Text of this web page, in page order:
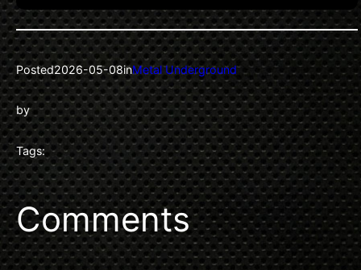
Posted2026-05-08inMetal Underground
by
Tags:
Comments